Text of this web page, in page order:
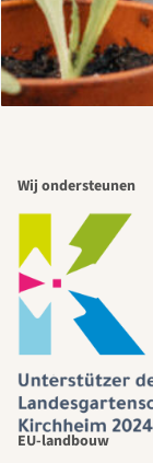
Wij ondersteunen
EU-landbouw